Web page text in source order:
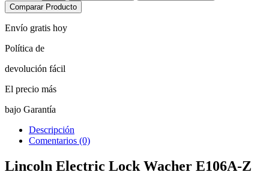
Comparar Producto
Envío gratis hoy
Política de
devolución fácil
El precio más
bajo Garantía
Descripción
Comentarios (0)
Lincoln Electric Lock Wacher E106A-Z